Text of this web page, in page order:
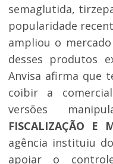
semaglutida,
popularidade
ampliou o
desses produtos
Anvisa afirma que
coibir a
versões
FISCALIZAÇÃO E
agência instituiu
apoiar o